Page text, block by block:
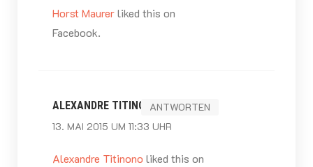
Horst Maurerliked this on
Facebook.
ALEXANDRE TITINONO
13. MAI 2015 UM 11:33 UHR
ANTWORTEN
Alexandre Titinono liked this on